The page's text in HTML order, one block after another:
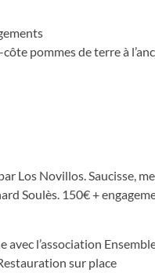
pommes de terre à
Los Novillos. Saucisse,
Soulès. 150€ +
l’association
sur place